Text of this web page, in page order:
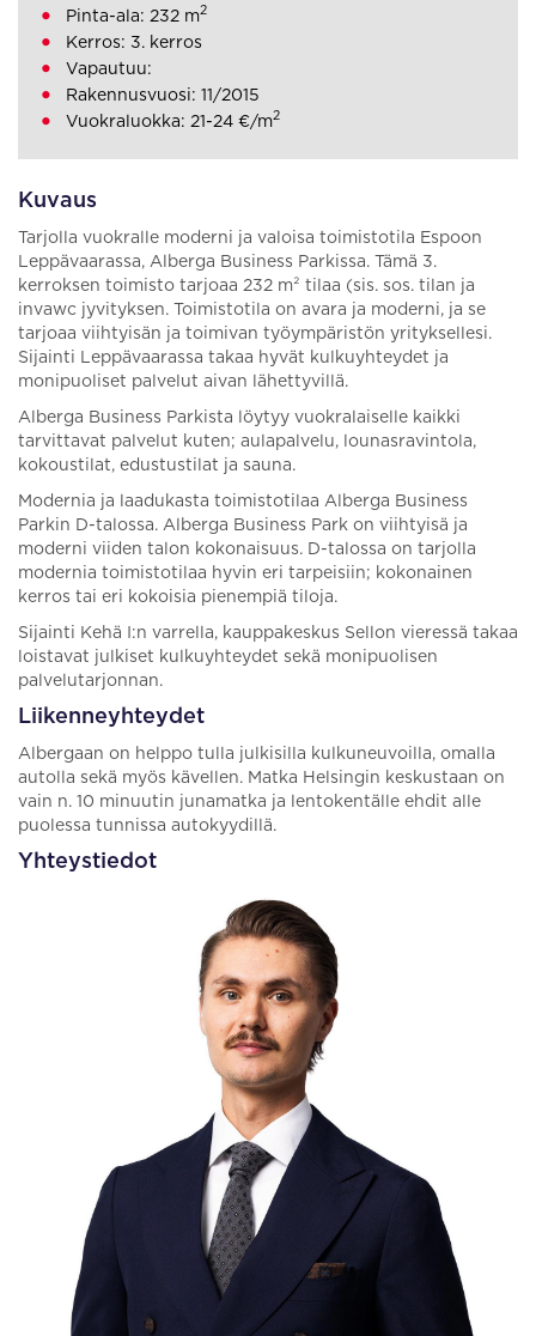
Kuvaus
Tarjolla vuokralle moderni ja valoisa toimistotila Espoon
Leppävaarassa, Alberga Business Parkissa. Tämä 3.
kerroksen toimisto tarjoaa 232 m² tilaa (sis. sos. tilan ja
invawc jyvityksen. Toimistotila on avara ja moderni, ja se
tarjoaa viihtyisän ja toimivan työympäristön yrityksellesi.
Sijainti Leppävaarassa takaa hyvät kulkuyhteydet ja
monipuoliset palvelut aivan lähettyvillä.
Alberga Business Parkista löytyy vuokralaiselle kaikki
tarvittavat palvelut kuten; aulapalvelu, lounasravintola,
kokoustilat, edustustilat ja sauna.
Modernia ja laadukasta toimistotilaa Alberga Business
Parkin D-talossa. Alberga Business Park on viihtyisä ja
moderni viiden talon kokonaisuus. D-talossa on tarjolla
modernia toimistotilaa hyvin eri tarpeisiin; kokonainen
kerros tai eri kokoisia pienempiä tiloja.
Sijainti Kehä I:n varrella, kauppakeskus Sellon vieressä takaa
loistavat julkiset kulkuyhteydet sekä monipuolisen
palvelutarjonnan.
Liikenneyhteydet
Albergaan on helppo tulla julkisilla kulkuneuvoilla, omalla
autolla sekä myös kävellen. Matka Helsingin keskustaan on
vain n. 10 minuutin junamatka ja lentokentälle ehdit alle
puolessa tunnissa autokyydillä.
Yhteystiedot
Pinta-ala: 232 m2
Kerros: 3. kerros
Vapautuu:
Rakennusvuosi: 11/2015
Vuokraluokka: 21-24 €/m2